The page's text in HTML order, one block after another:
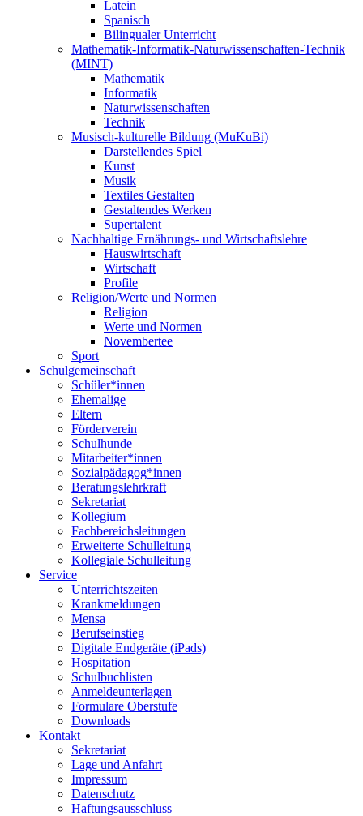
Latein
Spanisch
Bilingualer Unterricht
Mathematik-Informatik-Naturwissenschaften-Technik
(MINT)
Mathematik
Informatik
Naturwissenschaften
Technik
Musisch-kulturelle Bildung (MuKuBi)
Darstellendes Spiel
Kunst
Musik
Textiles Gestalten
Gestaltendes Werken
Supertalent
Nachhaltige Ernährungs- und Wirtschaftslehre
Hauswirtschaft
Wirtschaft
Profile
Religion/Werte und Normen
Religion
Werte und Normen
Novembertee
Sport
Schulgemeinschaft
Schüler*innen
Ehemalige
Eltern
Förderverein
Schulhunde
Mitarbeiter*innen
Sozialpädagog*innen
Beratungslehrkraft
Sekretariat
Kollegium
Fachbereichsleitungen
Erweiterte Schulleitung
Kollegiale Schulleitung
Service
Unterrichtszeiten
Krankmeldungen
Mensa
Berufseinstieg
Digitale Endgeräte (iPads)
Hospitation
Schulbuchlisten
Anmeldeunterlagen
Formulare Oberstufe
Downloads
Kontakt
Sekretariat
Lage und Anfahrt
Impressum
Datenschutz
Haftungsausschluss